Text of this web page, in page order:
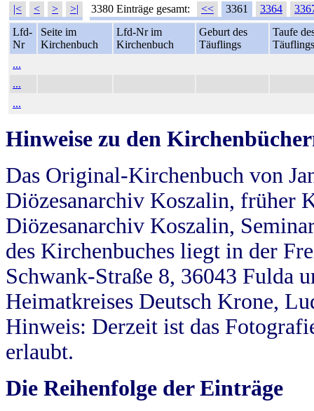
|< < > >| 3380 Einträge gesamt: << 3361 3364
Lfd-
Nr
Seite im
Kirchenbuch
Lfd-Nr im
Kirchenbuch
Geburt des
Täuflings
Taufe
Täuflings
...
...
...
Hinweise zu den
Das Original-Kirchenbuch von
Diözesanarchiv Koszalin, früher
Diözesanarchiv Koszalin,
des Kirchenbuches liegt in der
Schwank-Straße 8, 36043 Fulda
Heimatkreises Deutsch Krone,
Hinweis: Derzeit ist das
erlaubt.
Die Reihenfolge der Einträge